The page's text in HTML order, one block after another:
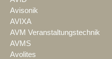
Avisonik
AVIXA
AVM Veranstaltungstechnik
AVMS
Avolites